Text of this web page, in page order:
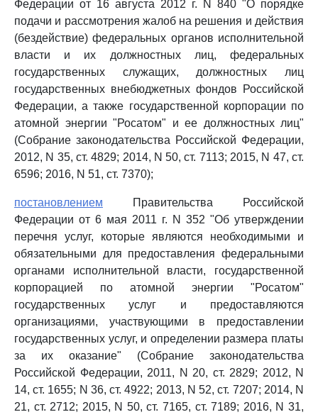
Федерации от 16 августа 2012 г. N 840 "О порядке
подачи и рассмотрения жалоб на решения и действия
(бездействие) федеральных органов исполнительной
власти и их должностных лиц, федеральных
государственных служащих, должностных лиц
государственных внебюджетных фондов Российской
Федерации, а также государственной корпорации по
атомной энергии "Росатом" и ее должностных лиц"
(Собрание законодательства Российской Федерации,
2012, N 35, ст. 4829; 2014, N 50, ст. 7113; 2015, N 47, ст.
6596; 2016, N 51, ст. 7370);
постановлением Правительства Российской
Федерации от 6 мая 2011 г. N 352 "Об утверждении
перечня услуг, которые являются необходимыми и
обязательными для предоставления федеральными
органами исполнительной власти, государственной
корпорацией по атомной энергии "Росатом"
государственных услуг и предоставляются
организациями, участвующими в предоставлении
государственных услуг, и определении размера платы
за их оказание" (Собрание законодательства
Российской Федерации, 2011, N 20, ст. 2829; 2012, N
14, ст. 1655; N 36, ст. 4922; 2013, N 52, ст. 7207; 2014, N
21, ст. 2712; 2015, N 50, ст. 7165, ст. 7189; 2016, N 31,